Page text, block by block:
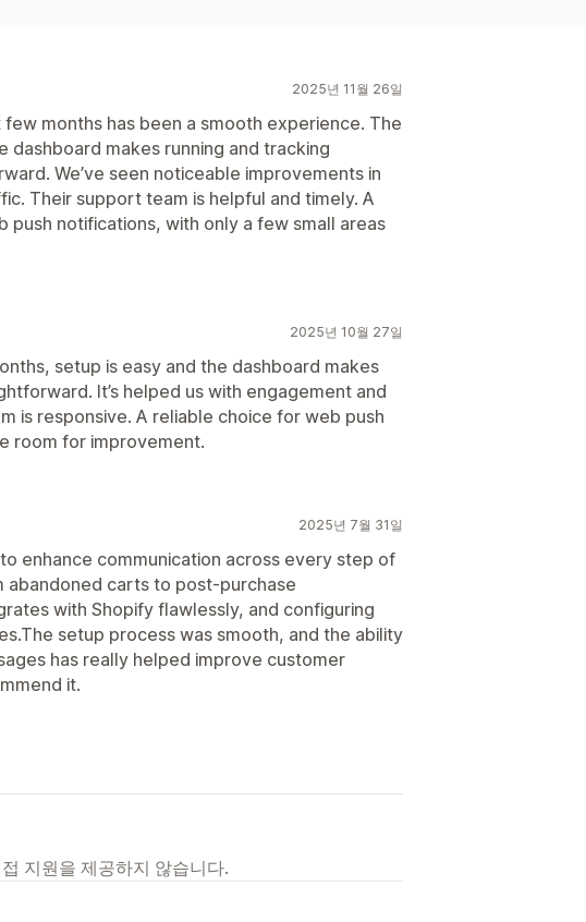
2025년 11월 26일
few months has been a smooth experience. The
dashboard makes running and tracking
We’ve seen noticeable improvements in
Their support team is helpful and timely. A
notifications, with only a few small areas
2025년 10월 27일
setup is easy and the dashboard makes
It’s helped us with engagement and
is responsive. A reliable choice for web push
room for improvement.
2025년 7월 31일
enhance communication across every step of
carts to post‑purchase
with Shopify flawlessly, and configuring
setup process was smooth, and the ability
has really helped improve customer
it.
지원을 제공하지 않습니다.